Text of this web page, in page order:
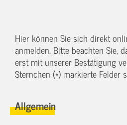
Hier können Sie sich direkt
anmelden. Bitte beachten Sie,
erst mit unserer Bestätigung
Sternchen (*) markierte Felder
Allgemein